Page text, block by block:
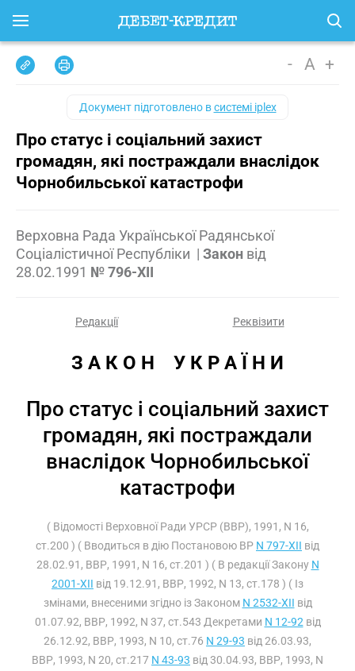
- A +
Документ підготовлено всистемі iplex
Про статус і соціальний захист
громадян, які постраждали внаслідок
Чорнобильської катастрофи
Верховна Рада Української Радянської
Соціалістичної Республіки | Закон від
28.02.1991 № 796-XII
Редакції Реквізити
З А К О Н    У К Р А Ї Н И
Про статус і соціальний захист
громадян, які постраждали
внаслідок Чорнобильської
катастрофи
( Відомості Верховної Ради УРСР (ВВР), 1991, N 16,
ст.200 ) ( Вводиться в дію Постановою ВР N 797-XII від
28.02.91, ВВР, 1991, N 16, ст.201 ) ( В редакції Закону N
2001-XII від 19.12.91, ВВР, 1992, N 13, ст.178 ) ( Із
змінами, внесеними згідно із Законом N 2532-XII від
01.07.92, ВВР, 1992, N 37, ст.543 Декретами N 12-92 від
26.12.92, ВВР, 1993, N 10, ст.76 N 29-93 від 26.03.93,
ВВР, 1993, N 20, ст.217 N 43-93 від 30.04.93, ВВР, 1993, N